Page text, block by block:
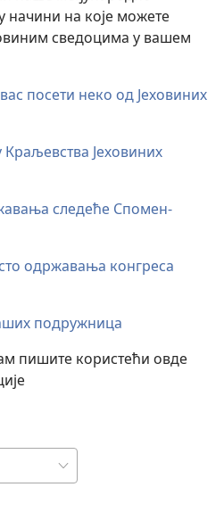
начини на које можете
сведоцима у вашем
посети неко од Јеховиних
Јеховиних
следеће Спомен-
одржавања конгреса
подружница
пишите користећи овде